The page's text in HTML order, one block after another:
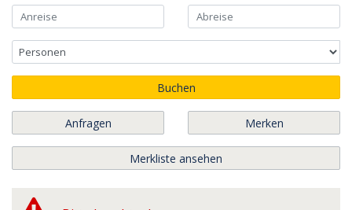
Buchen
Anfragen Merken
Merkliste ansehen